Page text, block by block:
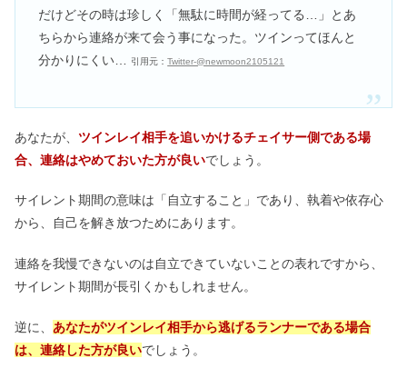
だけどその時は珍しく「無駄に時間が経ってる…」とあ
ちらから連絡が来て会う事になった。ツインってほんと
分かりにくい…
引用元：Twitter-@newmoon2105121
あなたが、 ツインレイ相手を追いかけるチェイサー側である場
合、連絡はやめておいた方が良いでしょう。
サイレント期間の意味は「自立すること」であり、執着や依存心
から、自己を解き放つためにあります。
連絡を我慢できないのは自立できていないことの表れですから、
サイレント期間が長引くかもしれません。
逆に、 あなたがツインレイ相手から逃げるランナーである場合
は、連絡した方が良いでしょう。